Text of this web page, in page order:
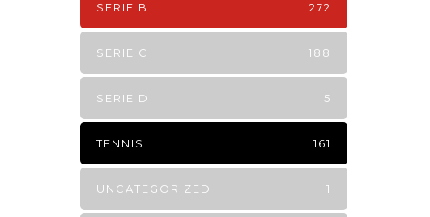
SERIE B 272
SERIE C 188
SERIE D 5
TENNIS 161
UNCATEGORIZED 1